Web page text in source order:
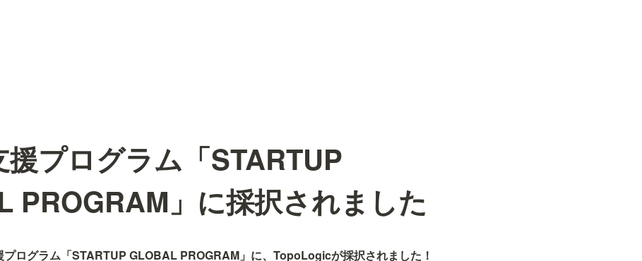
援プログラム「STARTUP
PROGRAM」に採択されました
ログラム「STARTUP GLOBAL PROGRAM」に、TopoLogicが採択されました！